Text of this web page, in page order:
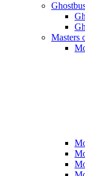
Masters